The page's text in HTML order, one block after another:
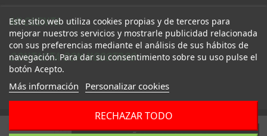
MI CUENTA
CONTACTA CON NOSOTROS
Este sitio web utiliza cookies propias y de terceros para
mejorar nuestros servicios y mostrarle publicidad relacionada
con sus preferencias mediante el análisis de sus hábitos de
navegación. Para dar su consentimiento sobre su uso pulse el
botón Acepto.
Más información Personalizar cookies
RECHAZAR TODO